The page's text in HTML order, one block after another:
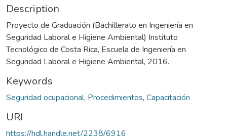
Description
Proyecto de Graduación (Bachillerato en Ingeniería en
Seguridad Laboral e Higiene Ambiental) Instituto
Tecnológico de Costa Rica, Escuela de Ingeniería en
Seguridad Laboral e Higiene Ambiental, 2016.
Keywords
Seguridad ocupacional, Procedimientos, Capacitación
URI
https://hdl.handle.net/2238/6916